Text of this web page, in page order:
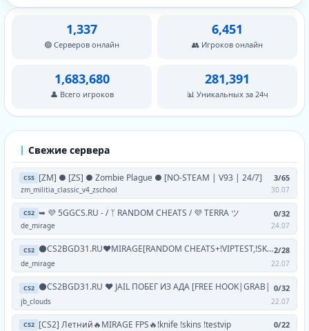
1,337
🟢 Серверов онлайн
6,451
👥 Игроков онлайн
1,683,680
👤 Всего игроков
281,391
📊 Уникальных за 24ч
Свежие сервера
CSS [ZM] ● [ZS] ● Zombie Plague ● [NO-STEAM | V93 | 24/7] 3/65
zm_militia_classic_v4_zschool 30.07
CS2 ➥ 💜 5GGCS.RU - / ᛉ RANDOM CHEATS / 💜 TERRA ツ 0/32
de_mirage 24.07
CS2 ⚫CS2BGD31.RU❤MIRAGE[RANDOM CHEATS+!VIPTEST,!SKINS]2/28
de_mirage 22.07
CS2 ⚫CS2BGD31.RU ❤ JAIL ПОБЕГ ИЗ АДА [FREE HOOK|GRAB| 0/32
jb_clouds 22.07
CS2 [CS2] Летний🔥MIRAGE FPS🔥!knife !skins !testvip 0/22